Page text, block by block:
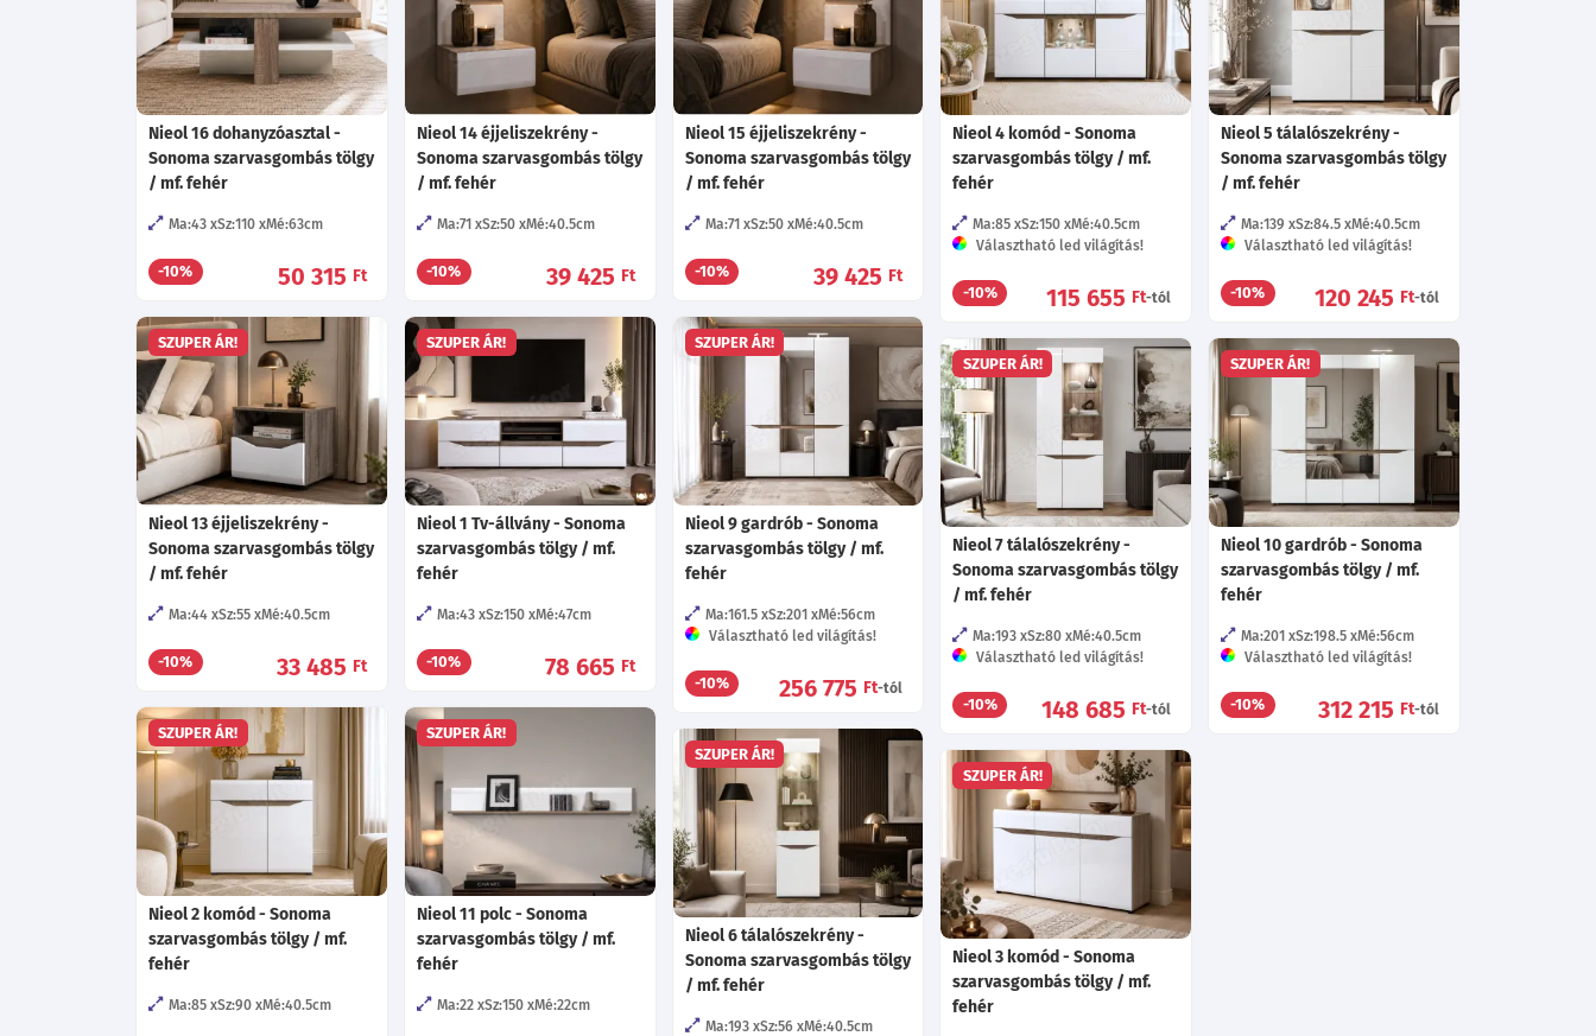
Nieol 16 dohanyzóasztal -
Sonoma szarvasgombás tölgy
/ mf. fehér
Ma:43 Sz:110 Mé:63cm
-10% 50 315 Ft
Nieol 14 éjjeliszekrény -
Sonoma szarvasgombás tölgy
/ mf. fehér
Ma:71 Sz:50 Mé:40.5cm
-10% 39 425 Ft
Nieol 15 éjjeliszekrény -
Sonoma szarvasgombás tölgy
/ mf. fehér
Ma:71 Sz:50 Mé:40.5cm
-10% 39 425 Ft
Nieol 4 komód - Sonoma
szarvasgombás tölgy / mf.
fehér
Ma:85 Sz:150 Mé:40.5cm
Választható led világítás!
-10% 115 655 Ft-tól
Nieol 5 tálalószekrény -
Sonoma szarvasgombás tölgy
/ mf. fehér
Ma:139 Sz:84.5 Mé:40.5cm
Választható led világítás!
-10% 120 245 Ft-tól
SZUPER ÁR!
Nieol 13 éjjeliszekrény -
Sonoma szarvasgombás tölgy
/ mf. fehér
Ma:44 Sz:55 Mé:40.5cm
-10% 33 485 Ft
SZUPER ÁR!
Nieol 1 Tv-állvány - Sonoma
szarvasgombás tölgy / mf.
fehér
Ma:43 Sz:150 Mé:47cm
-10% 78 665 Ft
SZUPER ÁR!
Nieol 9 gardrób - Sonoma
szarvasgombás tölgy / mf.
fehér
Ma:161.5 Sz:201 Mé:56cm
Választható led világítás!
-10% 256 775 Ft-tól
SZUPER ÁR!
Nieol 7 tálalószekrény -
Sonoma szarvasgombás tölgy
/ mf. fehér
Ma:193 Sz:80 Mé:40.5cm
Választható led világítás!
-10% 148 685 Ft-tól
SZUPER ÁR!
Nieol 10 gardrób - Sonoma
szarvasgombás tölgy / mf.
fehér
Ma:201 Sz:198.5 Mé:56cm
Választható led világítás!
-10% 312 215 Ft-tól
SZUPER ÁR!
Nieol 2 komód - Sonoma
szarvasgombás tölgy / mf.
fehér
Ma:85 Sz:90 Mé:40.5cm
SZUPER ÁR!
Nieol 11 polc - Sonoma
szarvasgombás tölgy / mf.
fehér
Ma:22 Sz:150 Mé:22cm
SZUPER ÁR!
Nieol 6 tálalószekrény -
Sonoma szarvasgombás tölgy
/ mf. fehér
Ma:193 Sz:56 Mé:40.5cm
SZUPER ÁR!
Nieol 3 komód - Sonoma
szarvasgombás tölgy / mf.
fehér